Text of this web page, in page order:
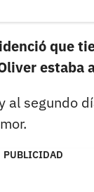
que
estaba
al segundo
PUBLICIDAD